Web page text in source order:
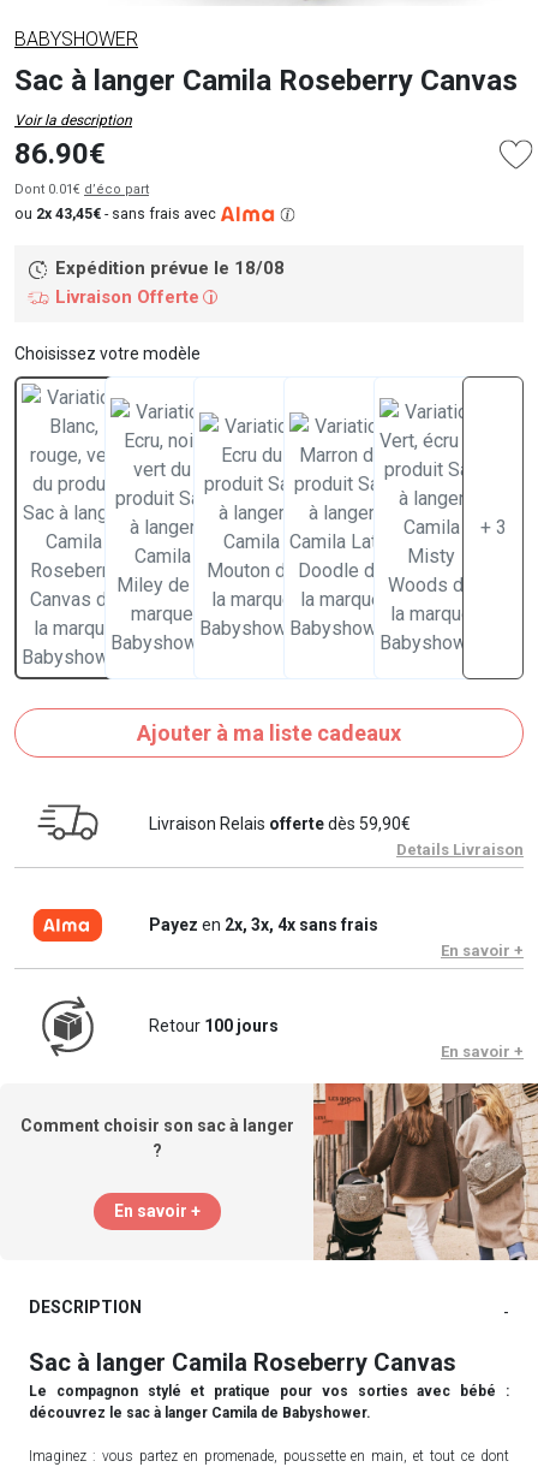
BABYSHOWER
Sac à langer Camila Roseberry Canvas
Voir la description
86.90€
Dont 0.01€ d’éco part
ou 2x 43,45€ - sans frais avec
Expédition prévue le 18/08
Livraison Offerte
i
Choisissez votre modèle
+ 3
Ajouter à ma liste cadeaux
Livraison Relais offertedès 59,90€
Details Livraison
Payez en 2x, 3x, 4x sans frais
En savoir +
Retour 100 jours
En savoir +
Comment choisir son sac à langer
?
En savoir +
DESCRIPTION -
Sac à langer Camila Roseberry Canvas
Le compagnon stylé et pratique pour vos sorties avec bébé :
découvrez le sac à langer Camila de Babyshower.
Imaginez : vous partez en promenade, poussette en main, et tout ce dont